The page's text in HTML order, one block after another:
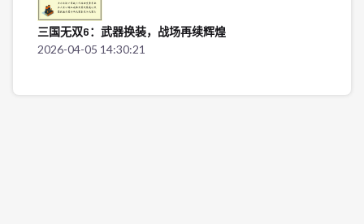
三国无双6：武器换装，战场再续辉煌
2026-04-05 14:30:21